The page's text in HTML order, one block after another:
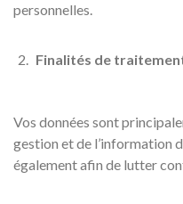
personnelles.
Finalités de
Vos données sont
gestion et de l’information
également afin de lutter